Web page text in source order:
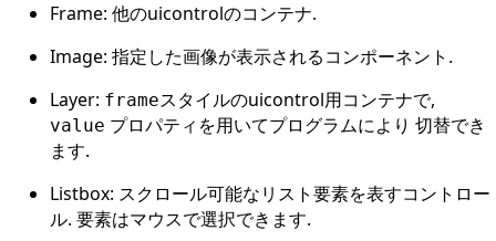
Frame: 他のuicontrolのコンテナ.
Image: 指定した画像が表示されるコンポーネント.
Layer: frameスタイルのuicontrol用コンテナで,
value プロパティを用いてプログラムにより 切替でき
ます.
Listbox: スクロール可能なリスト要素を表すコントロー
ル. 要素はマウスで選択できます.